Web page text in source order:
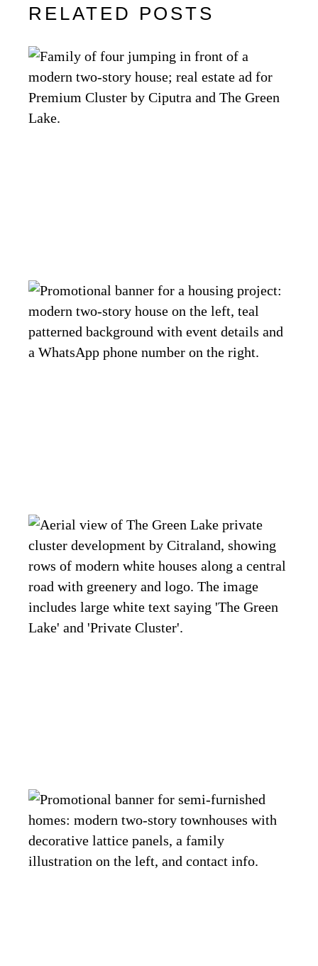
RELATED POSTS